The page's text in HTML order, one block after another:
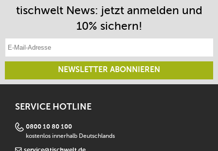
tischwelt News: jetzt anmelden und
10% sichern!
NEWSLETTER ABONNIEREN
SERVICE HOTLINE
0800 10 80 100
kostenlos innerhalb Deutschlands